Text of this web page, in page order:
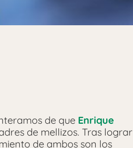
de que Enrique
de mellizos. Tras lograr
de ambos son los